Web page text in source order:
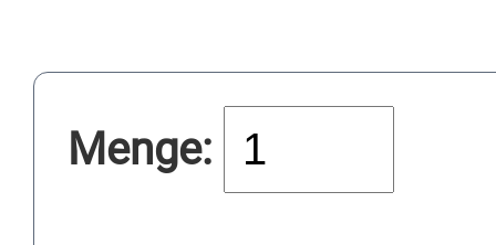
Menge: